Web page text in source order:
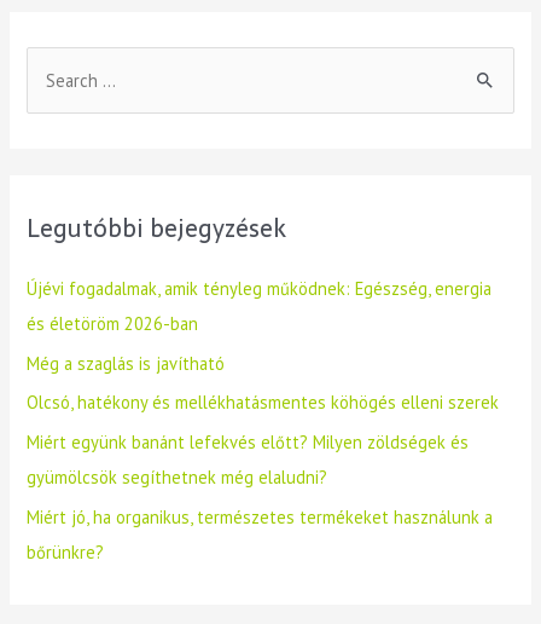
Legutóbbi bejegyzések
Újévi fogadalmak, amik tényleg működnek: Egészség, energia
és életöröm 2026-ban
Még a szaglás is javítható
Olcsó, hatékony és mellékhatásmentes köhögés elleni szerek
Miért együnk banánt lefekvés előtt? Milyen zöldségek és
gyümölcsök segíthetnek még elaludni?
Miért jó, ha organikus, természetes termékeket használunk a
bőrünkre?